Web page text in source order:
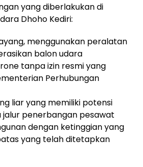
yang diberlakukan di
Dhoho Kediri:
menggunakan peralatan
balon udara
tanpa izin resmi yang
Perhubungan
liar yang memiliki potensi
jalur penerbangan pesawat
dengan ketinggian yang
yang telah ditetapkan